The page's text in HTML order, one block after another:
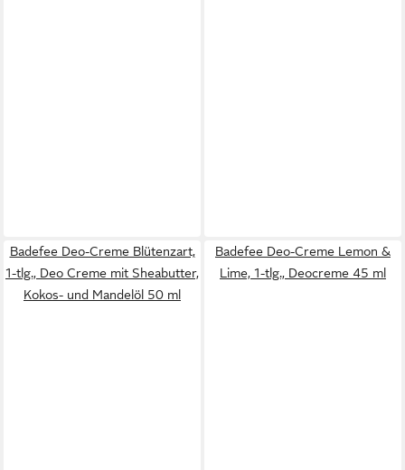
Badefee Deo-Creme Blütenzart,
1-tlg., Deo Creme mit Sheabutter,
Kokos- und Mandelöl 50 ml
Badefee Deo-Creme Lemon &
Lime, 1-tlg., Deocreme 45 ml